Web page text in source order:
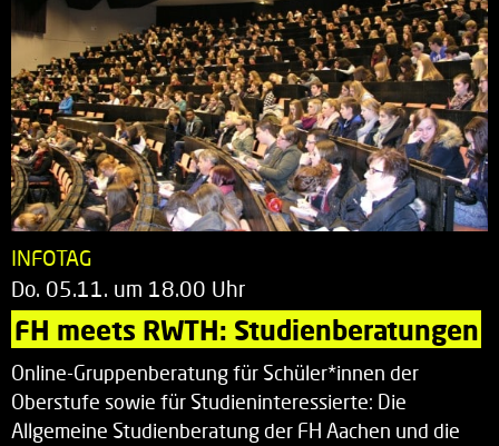
INFOTAG
Do. 05.11. um 18.00 Uhr
FH meets RWTH: Studienberatungen
Online-Gruppenberatung für Schüler*innen der
Oberstufe sowie für Studieninteressierte: Die
Allgemeine Studienberatung der FH Aachen und die